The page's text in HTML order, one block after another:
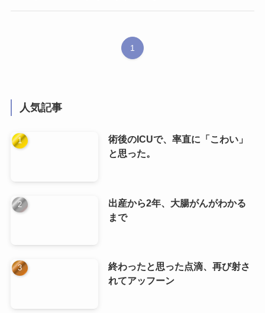
1
人気記事
術後のICUで、率直に「こわい」
と思った。
出産から2年、大腸がんがわかる
まで
終わったと思った点滴、再び射さ
れてアッフーン